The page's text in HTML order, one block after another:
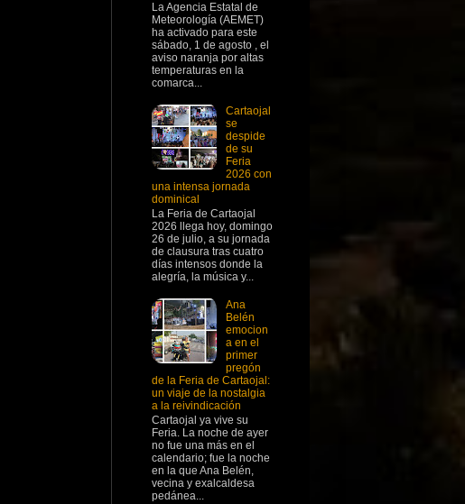
La Agencia Estatal de
Meteorología (AEMET)
ha activado para este
sábado, 1 de agosto , el
aviso naranja por altas
temperaturas en la
comarca...
Cartaojal
se
despide
de su
Feria
2026 con
una intensa jornada
dominical
La Feria de Cartaojal
2026 llega hoy, domingo
26 de julio, a su jornada
de clausura tras cuatro
días intensos donde la
alegría, la música y...
Ana
Belén
emocion
a en el
primer
pregón
de la Feria de Cartaojal:
un viaje de la nostalgia
a la reivindicación
Cartaojal ya vive su
Feria. La noche de ayer
no fue una más en el
calendario; fue la noche
en la que Ana Belén,
vecina y exalcaldesa
pedánea...